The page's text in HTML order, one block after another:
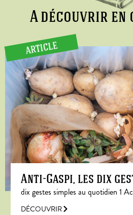
A découvrir en
ARTICLE
Anti-Gaspi, les dix
dix gestes simples au quotidien 1
DÉCOUVRIR